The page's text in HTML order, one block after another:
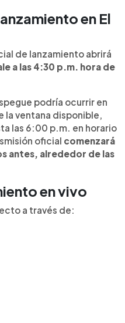
escudo térmico. La
debido a su
del programa
en El
de lanzamiento abrirá
a las 4:30 p.m. hora de
podría ocurrir en
ventana disponible,
las 6:00 p.m. en horario
oficial comenzará
antes, alrededor de las
en vivo
a través de: